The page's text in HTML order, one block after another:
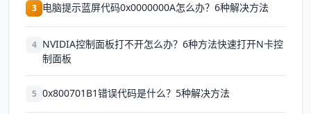
3 电脑提示蓝屏代码0x0000000A怎么办？6种解决方法
4 NVIDIA控制面板打不开怎么办？6种方法快速打开N卡控
制面板
5 0x800701B1错误代码是什么？5种解决方法